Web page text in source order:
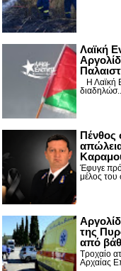
Λαϊκή
Η Λαϊκή
διαδηλώσ...
Πένθος
Έφυγε
μέλος του
της
από
Τροχαίο
Αρχαίας